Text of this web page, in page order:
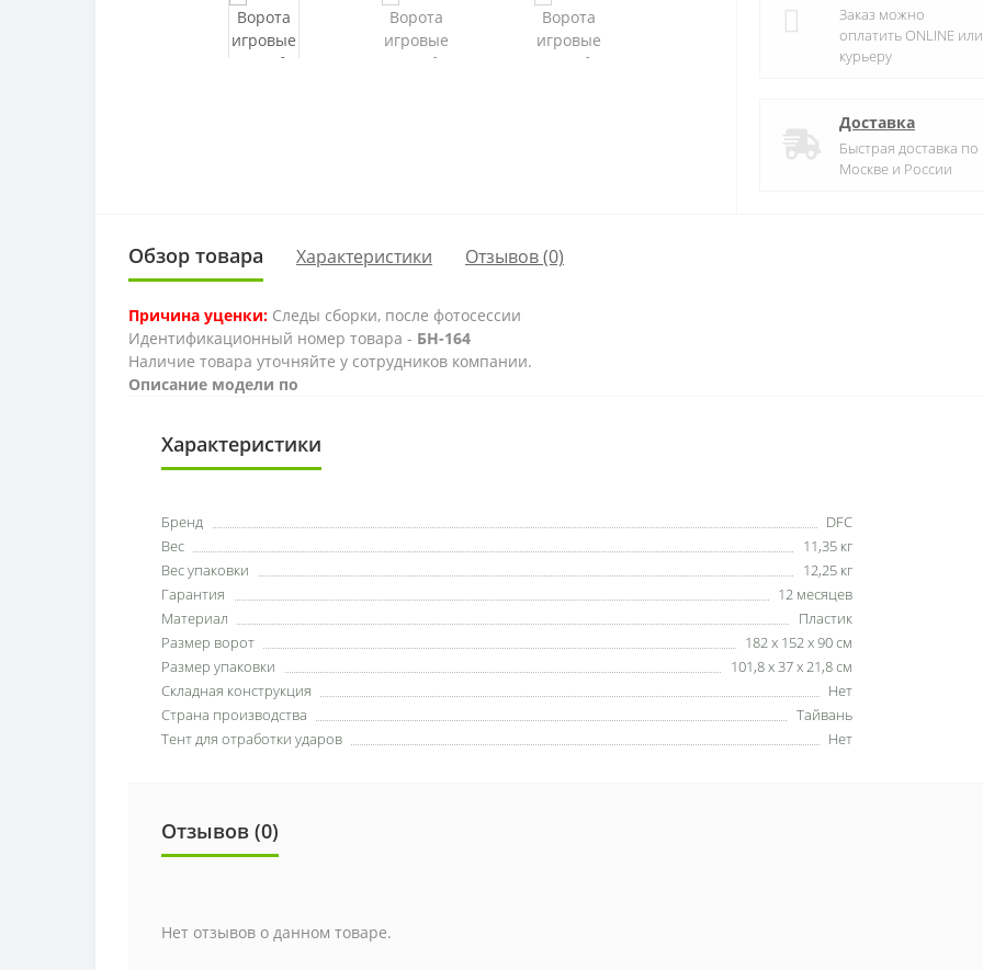
Заказ можно
оплатить ONLINE или
курьеру
Доставка
Быстрая доставка по
Москве и России
Обзор товара Характеристики Отзывов (0)
Причина уценки: Следы сборки, после фотосессии
Идентификационный номер товара - БН-164
Наличие товара уточняйте у сотрудников компании.
Описание модели по
Характеристики
Бренд
DFC
Вес
11,35 кг
Вес упаковки
12,25 кг
Гарантия
12 месяцев
Материал
Пластик
Размер ворот
182 х 152 х 90 см
Размер упаковки
101,8 х 37 х 21,8 см
Складная конструкция
Нет
Страна производства
Тайвань
Тент для отработки ударов
Нет
Отзывов (0)
Нет отзывов о данном товаре.